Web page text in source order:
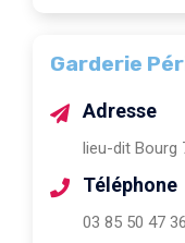
Garderie
Adresse
lieu-dit Bourg
Téléphone
03 85 50 47 36